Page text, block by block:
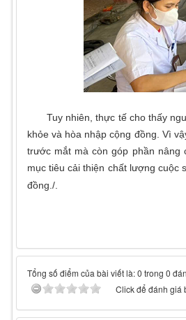
Tuy nhiên, thực tế cho thấy
khỏe và hòa nhập cộng đồng. Vì
trước mắt mà còn góp phần
mục tiêu cải thiện chất lượng cuộc
đồng./.
Tổng số điểm của bài viết là: 0 trong 0
Click để đánh giá